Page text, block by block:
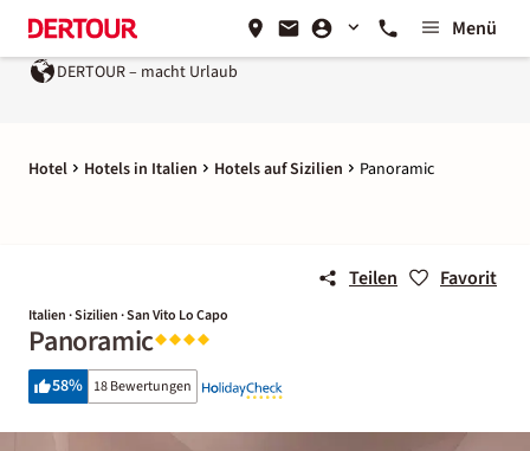
Menü
DERTOUR – macht Urlaub
Hotel Hotels in Italien Hotels auf Sizilien Panoramic
Teilen Favorit
Italien · Sizilien · San Vito Lo Capo
Panoramic
58% 18 Bewertungen